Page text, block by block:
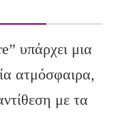
υπάρχει μια
ατμόσφαιρα,
με τα